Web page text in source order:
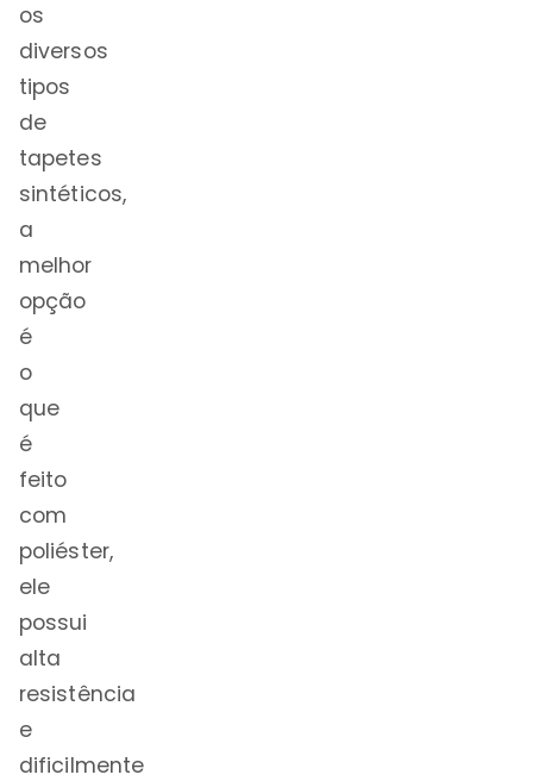
os
diversos
tipos
de
tapetes
sintéticos,
a
melhor
opção
é
o
que
é
feito
com
poliéster,
ele
possui
alta
resistência
e
dificilmente